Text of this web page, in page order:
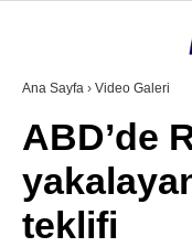
KURTALAN
ERUH
Ana Sayfa › Video Galeri
ABD’de
teklifi